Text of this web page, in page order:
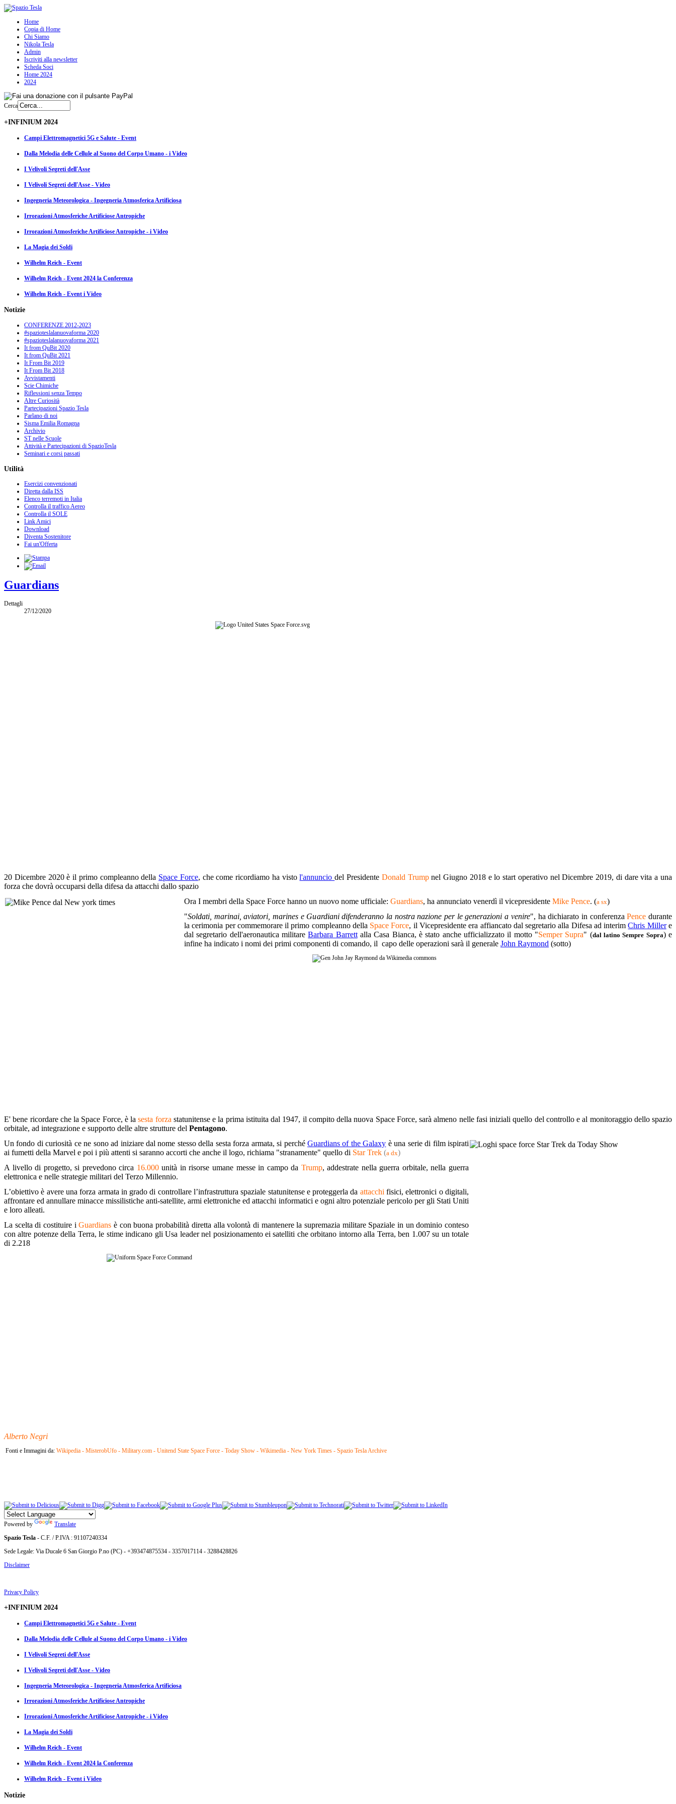
Home
Copia di Home
Chi Siamo
Nikola Tesla
Admin
Iscriviti alla newsletter
Scheda Soci
Home 2024
2024
Cerca
+INFINIUM 2024
Campi Elettromagnetici 5G e Salute - Event
Dalla Melodia delle Cellule al Suono del Corpo Umano - i Video
I Velivoli Segreti dell'Asse
I Velivoli Segreti dell'Asse - Video
Ingegneria Meteorologica - Ingegneria Atmosferica Artificiosa
Irrorazioni Atmosferiche Artificiose Antropiche
Irrorazioni Atmosferiche Artificiose Antropiche - i Video
La Magia dei Soldi
Wilhelm Reich - Event
Wilhelm Reich - Event 2024 la Conferenza
Wilhelm Reich - Event i Video
Notizie
CONFERENZE 2012-2023
#spazioteslalanuovaforma 2020
#spazioteslalanuovaforma 2021
It from QuBit 2020
It from QuBit 2021
It From Bit 2019
It From Bit 2018
Avvistamenti
Scie Chimiche
Riflessioni senza Tempo
Altre Curiosità
Partecipazioni Spazio Tesla
Parlano di noi
Sisma Emilia Romagna
Archivio
ST nelle Scuole
Attività e Partecipazioni di SpazioTesla
Seminari e corsi passati
Utilità
Esercizi convenzionati
Diretta dalla ISS
Elenco terremoti in Italia
Controlla il traffico Aereo
Controlla il SOLE
Link Amici
Download
Diventa Sostenitore
Fai un'Offerta
Guardians
Dettagli
27/12/2020
20 Dicembre 2020 è il primo compleanno della Space Force, che come ricordiamo ha vistol'annunciodel Presidente Donald Trumpnel Giugno 2018 e lo start operativo nel Dicembre 2019, di dare vita a una
forza che dovrà occuparsi della difesa da attacchi dallo spazio
Ora I membri della Space Force hanno un nuovo nome ufficiale: Guardians, ha annunciato venerdì il vicepresidente Mike Pence. (a sx)
"Soldati, marinai, aviatori, marines e Guardiani difenderanno la nostra nazione per le generazioni a venire", ha dichiarato in conferenzaPence durante
la cerimonia per commemorare il primo compleanno della Space Force, il Vicepresidente era affiancato dal segretario alla Difesa ad interimChris Millere
dal segretario dell'aeronautica militareBarbara Barrettalla Casa Bianca, è stato anche ufficializzato il motto "Semper Supra" (dal latino Sempre Sopra) e
infine ha indicato i nomi dei primi componenti di comando, il capo delle operazioni sarà il generale John Raymond (sotto)
E' bene ricordare che la Space Force, è lasesta forza statunitense e la prima istituita dal 1947, il compito della nuova Space Force, sarà almeno nelle fasi iniziali quello del controllo e al monitoraggio dello spazio
orbitale, ad integrazione e supporto delle altre strutture del Pentagono.
Un fondo di curiosità ce ne sono ad iniziare dal nome stesso della sesta forza armata, si perché Guardians of the Galaxy è una serie di film ispirati
ai fumetti della Marvel e poi i più attenti si saranno accorti che anche il logo, richiama "stranamente" quello di Star Trek (a dx)
A livello di progetto, si prevedono circa 16.000unità in risorse umane messe in campo da Trump, addestrate nella guerra orbitale, nella guerra
elettronica e nelle strategie militari del Terzo Millennio.
L’obiettivo è avere una forza armata in grado di controllare l’infrastruttura spaziale statunitense e proteggerla da attacchi fisici, elettronici o digitali,
affrontare ed annullare minacce missilistiche anti-satellite, armi elettroniche ed attacchi informatici e ogni altro potenziale pericolo per gli Stati Uniti
e loro alleati.
La scelta di costituire iGuardians è con buona probabilità diretta alla volontà di mantenere la supremazia militare Spaziale in un dominio conteso
con altre potenze della Terra, le stime indicano gli Usa leader nel posizionamento ei satelliti che orbitano intorno alla Terra, ben 1.007 su un totale
di 2.218
Alberto Negri
Fonti e Immagini da: Wikipedia - MisterobUfo - Military.com - Unitend State Space Force - Today Show - Wikimedia - New York Times - Spazio Tesla Archive
Powered by
Translate
Spazio Tesla - C.F. / P.IVA : 91107240334
Sede Legale: Via Ducale 6 San Giorgio P.no (PC) - +393474875534 - 3357017114 - 3288428826
Disclaimer
Privacy Policy
+INFINIUM 2024
Campi Elettromagnetici 5G e Salute - Event
Dalla Melodia delle Cellule al Suono del Corpo Umano - i Video
I Velivoli Segreti dell'Asse
I Velivoli Segreti dell'Asse - Video
Ingegneria Meteorologica - Ingegneria Atmosferica Artificiosa
Irrorazioni Atmosferiche Artificiose Antropiche
Irrorazioni Atmosferiche Artificiose Antropiche - i Video
La Magia dei Soldi
Wilhelm Reich - Event
Wilhelm Reich - Event 2024 la Conferenza
Wilhelm Reich - Event i Video
Notizie